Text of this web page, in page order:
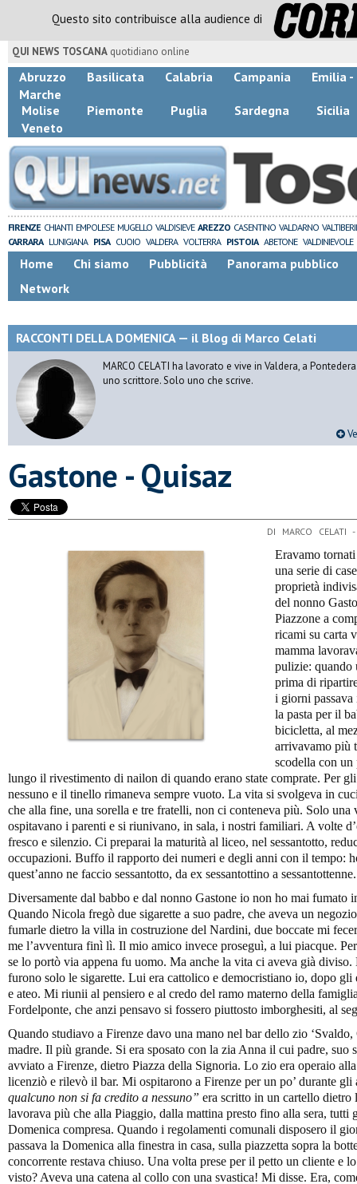
Questo sito contribuisce alla audience di
QUI NEWS TOSCANA quotidiano online
Abruzzo Basilicata Calabria Campania
Emilia -
Marche
Molise
Piemonte Puglia Sardegna
Sicilia
Veneto
FIRENZE CHIANTI EMPOLESE MUGELLO VALDISIEVE AREZZO CASENTINO VALDARNO
CARRARA LUNIGIANA PISA CUOIO VALDERA VOLTERRA PISTOIA ABETONE VALDINIEVOLE
Home Chi siamo Pubblicità
Panorama pubblico
Network
RACCONTI DELLA DOMENICA — il Blog di Marco Celati
MARCO CELATI ha lavorato e vive in Valdera, a
uno scrittore. Solo uno che scrive.
Gastone - Quisaz
DI MARCO CELATI
Eravamo
una serie di
proprietà
del nonno
Piazzone a
ricami su carta
mamma
pulizie: quando
prima di
i giorni
la pasta per il
bicicletta, al
arrivavamo più
scodella con un
lungo il rivestimento di nailon di quando erano state comprate. Per
nessuno e il tinello rimaneva sempre vuoto. La vita si svolgeva in
che alla fine, una sorella e tre fratelli, non ci conteneva più. Solo una
ospitavano i parenti e si riunivano, in sala, i nostri familiari. A volte
fresco e silenzio. Ci preparai la maturità al liceo, nel sessantotto,
occupazioni. Buffo il rapporto dei numeri e degli anni con il tempo:
quest’anno ne faccio sessantotto, da ex sessantottino a
Diversamente dal babbo e dal nonno Gastone io non ho mai fumato
Quando Nicola fregò due sigarette a suo padre, che aveva un
fumarle dietro la villa in costruzione del Nardini, due boccate mi
me l’avventura finì lì. Il mio amico invece proseguì, a lui piacque.
se lo portò via appena fu uomo. Ma anche la vita ci aveva già
furono solo le sigarette. Lui era cattolico e democristiano io, dopo gli
e ateo. Mi riunii al pensiero e al credo del ramo materno della
Fordelponte, che anzi pensavo si fossero piuttosto imborghesiti, al
Quando studiavo a Firenze davo una mano nel bar dello zio
madre. Il più grande. Si era sposato con la zia Anna il cui padre, suo
avviato a Firenze, dietro Piazza della Signoria. Lo zio era operaio
licenziò e rilevò il bar. Mi ospitarono a Firenze per un po’ durante
qualcuno non si fa credito a nessuno” era scritto in un cartello dietro
lavorava più che alla Piaggio, dalla mattina presto fino alla sera, tutti
Domenica compresa. Quando i regolamenti comunali disposero il
passava la Domenica alla finestra in casa, sulla piazzetta sopra la
concorrente restava chiuso. Una volta prese per il petto un cliente e
visto? Aveva una catena al collo con una svastica! Mi disse. Era,